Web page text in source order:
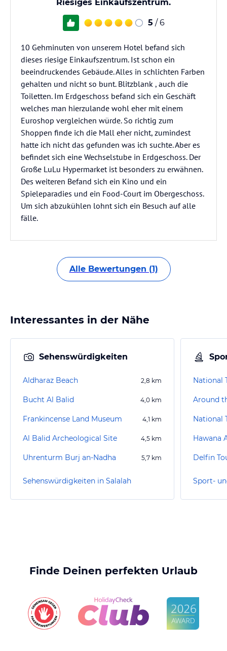
Riesiges Einkaufszentrum.
5 / 6
10 Gehminuten von unserem Hotel befand sich
dieses riesige Einkaufszentrum. Ist schon ein
beeindruckendes Gebäude. Alles in schlichten Farben
gehalten und nicht so bunt. Blitzblank , auch die
Toiletten. Im Erdgeschoss befand sich ein Geschäft
welches man hierzulande wohl eher mit einem
Euroshop vergleichen würde. So richtig zum
Shoppen finde ich die Mall eher nicht, zumindest
hatte ich nicht das gefunden was ich suchte. Aber es
befindet sich eine Wechselstube in Erdgeschoss. Der
Große LuLu Hypermarket ist besonders zu erwähnen.
Des weiteren Befand sich ein Kino und ein
Spieleparadies und ein Food-Court im Obergeschoss.
Um sich abzukühlen lohnt sich ein Besuch auf alle
fälle.
Alle Bewertungen (1)
Interessantes in der Nähe
Sehenswürdigkeiten
Aldharaz Beach 2,8 km
Bucht Al Balid 4,0 km
Frankincense Land Museum 4,1 km
Al Balid Archeological Site 4,5 km
Uhrenturm Burj an-Nadha 5,7 km
Sehenswürdigkeiten in Salalah
National
National
Hawana
Delfin
Sport-
Finde Deinen perfekten Urlaub